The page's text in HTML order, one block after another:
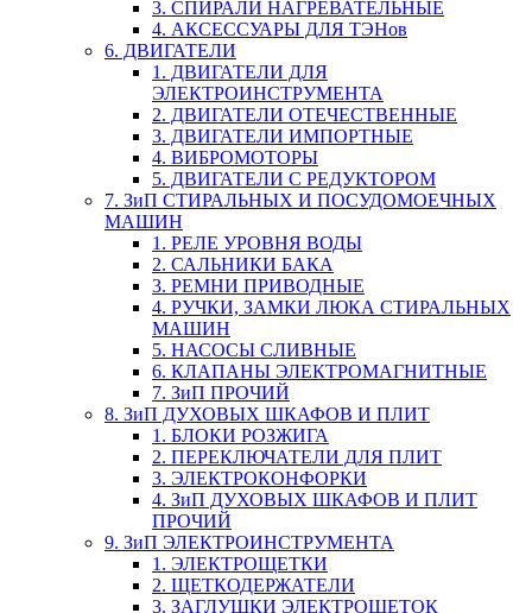
3. СПИРАЛИ НАГРЕВАТЕЛЬНЫЕ
4. АКСЕССУАРЫ ДЛЯ ТЭНов
6. ДВИГАТЕЛИ
1. ДВИГАТЕЛИ ДЛЯ
ЭЛЕКТРОИНСТРУМЕНТА
2. ДВИГАТЕЛИ ОТЕЧЕСТВЕННЫЕ
3. ДВИГАТЕЛИ ИМПОРТНЫЕ
4. ВИБРОМОТОРЫ
5. ДВИГАТЕЛИ С РЕДУКТОРОМ
7. ЗиП СТИРАЛЬНЫХ И ПОСУДОМОЕЧНЫХ
МАШИН
1. РЕЛЕ УРОВНЯ ВОДЫ
2. САЛЬНИКИ БАКА
3. РЕМНИ ПРИВОДНЫЕ
4. РУЧКИ, ЗАМКИ ЛЮКА СТИРАЛЬНЫХ
МАШИН
5. НАСОСЫ СЛИВНЫЕ
6. КЛАПАНЫ ЭЛЕКТРОМАГНИТНЫЕ
7. ЗиП ПРОЧИЙ
8. ЗиП ДУХОВЫХ ШКАФОВ И ПЛИТ
1. БЛОКИ РОЗЖИГА
2. ПЕРЕКЛЮЧАТЕЛИ ДЛЯ ПЛИТ
3. ЭЛЕКТРОКОНФОРКИ
4. ЗиП ДУХОВЫХ ШКАФОВ И ПЛИТ
ПРОЧИЙ
9. ЗиП ЭЛЕКТРОИНСТРУМЕНТА
1. ЭЛЕКТРОЩЕТКИ
2. ЩЕТКОДЕРЖАТЕЛИ
3. ЗАГЛУШКИ ЭЛЕКТРОЩЕТОК